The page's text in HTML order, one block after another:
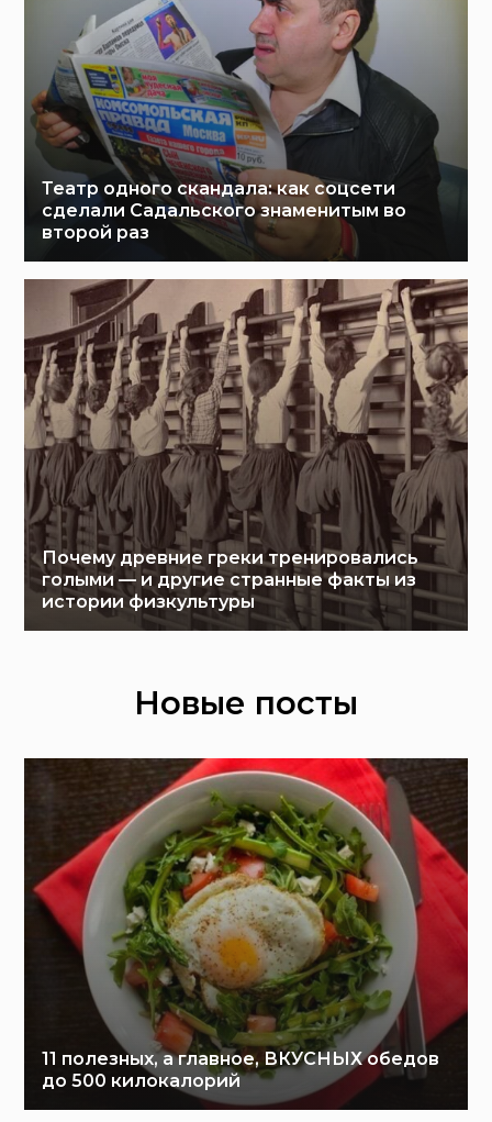
Театр одного скандала: как соцсети
сделали Садальского знаменитым во
второй раз
Почему древние греки тренировались
голыми — и другие странные факты из
истории физкультуры
Новые посты
11 полезных, а главное, ВКУСНЫХ обедов
до 500 килокалорий